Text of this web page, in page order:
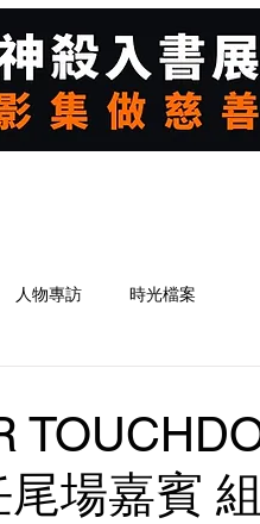
人物專訪 時光檔案
尾場嘉賓